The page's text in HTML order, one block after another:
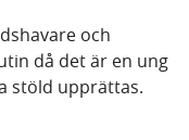
och
då det är en ung
stöld upprättas.